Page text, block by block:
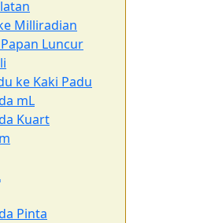
Milliradian
Luncur
ke Kaki Padu
mL
Kuart
Pinta